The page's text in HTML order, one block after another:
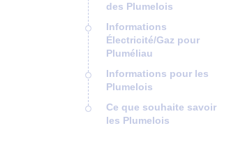
des Plumelois
Informations
Électricité/Gaz pour
Pluméliau
Informations pour les
Plumelois
Ce que souhaite savoir
les Plumelois